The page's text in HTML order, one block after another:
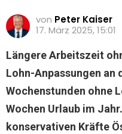
von Peter Kaiser
17. März 2025, 15:01
Längere Arbeitszeit
Lohn-Anpassungen an
Wochenstunden ohne
Wochen Urlaub im
konservativen Kräfte